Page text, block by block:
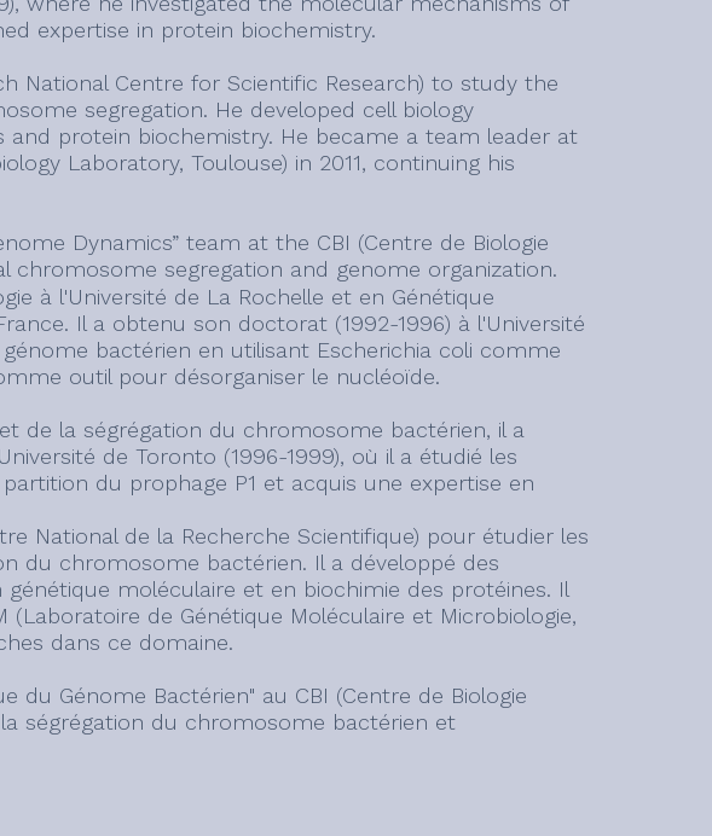
expertise in protein biochemistry.
National Centre for Scientific Research) to study the
segregation. He developed cell biology
protein biochemistry. He became a team leader at
Laboratory, Toulouse) in 2011, continuing his
Dynamics” team at the CBI (Centre de Biologie
chromosome segregation and genome organization.
à l'Université de La Rochelle et en Génétique
Il a obtenu son doctorat (1992-1996) à l'Université
bactérien en utilisant Escherichia coli comme
outil pour désorganiser le nucléoïde.
de la ségrégation du chromosome bactérien, il a
de Toronto (1996-1999), où il a étudié les
du prophage P1 et acquis une expertise en
National de la Recherche Scientifique) pour étudier les
du chromosome bactérien. Il a développé des
moléculaire et en biochimie des protéines. Il
(Laboratoire de Génétique Moléculaire et Microbiologie,
dans ce domaine.
du Génome Bactérien" au CBI (Centre de Biologie
ségrégation du chromosome bactérien et